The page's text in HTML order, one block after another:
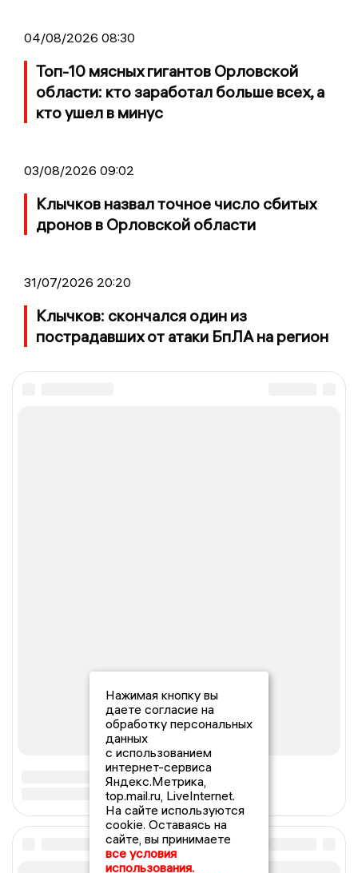
04/08/2026 08:30
Топ-10 мясных гигантов Орловской
области: кто заработал больше всех, а
кто ушел в минус
03/08/2026 09:02
Клычков назвал точное число сбитых
дронов в Орловской области
31/07/2026 20:20
Клычков: скончался один из
пострадавших от атаки БпЛА на регион
Нажимая кнопку вы
даете согласие на
обработку персональных
данных
с использованием
интернет-сервиса
Яндекс.Метрика,
top.mail.ru, LiveInternet.
На сайте используются
cookie. Оставаясь на
сайте, вы принимаете
все условия
использования.